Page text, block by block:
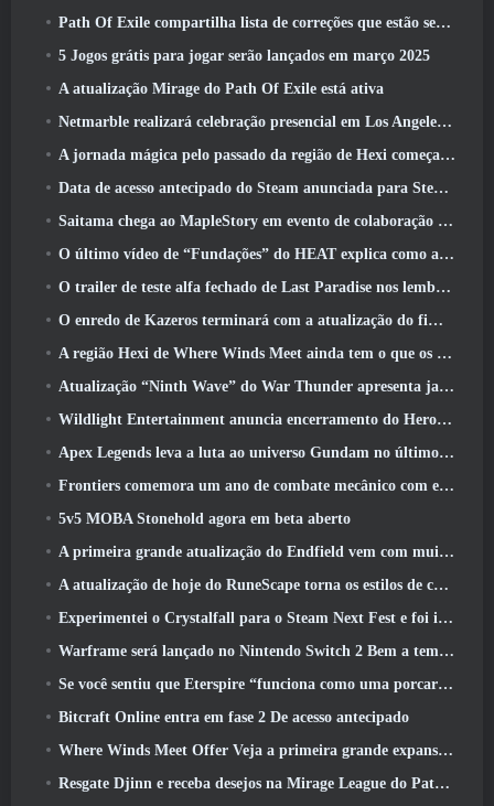
Path Of Exile compartilha lista de correções que estão sendo trabalhadas após o lançamento do Mirage
5 Jogos grátis para jogar serão lançados em março 2025
A atualização Mirage do Path Of Exile está ativa
Netmarble realizará celebração presencial em Los Angeles. Antes dos Sete Pecados Capitais: Lançamento de origem
A jornada mágica pelo passado da região de Hexi começa onde os ventos se encontram hoje
Data de acesso antecipado do Steam anunciada para Steampunk ARPG Crystalfall
Saitama chega ao MapleStory em evento de colaboração One-Punch Man
O último vídeo de “Fundações” do HEAT explica como agentes e tanques trabalham juntos
O trailer de teste alfa fechado de Last Paradise nos lembra como é realmente sobreviver ao apocalipse zumbi
O enredo de Kazeros terminará com a atualização do fim do abismo de Lost Ark
A região Hexi de Where Winds Meet ainda tem o que os jogadores amam, ao mesmo tempo que é uma experiência única
Atualização “Ninth Wave” do War Thunder apresenta jatos Rank IX
Wildlight Entertainment anuncia encerramento do Hero Shooter Highguard gratuito
Apex Legends leva a luta ao universo Gundam no último evento de crossover
Frontiers comemora um ano de combate mecânico com eventos de aniversário
5v5 MOBA Stonehold agora em beta aberto
A primeira grande atualização do Endfield vem com muitas otimizações
A atualização de hoje do RuneScape torna os estilos de combate originais do MMORPG mais fáceis de aprender
Experimentei o Crystalfall para o Steam Next Fest e foi isso que aprendi
Warframe será lançado no Nintendo Switch 2 Bem a tempo para a próxima grande atualização, O Shadowgrapher
Se você sentiu que Eterspire “funciona como uma porcaria”, O diretor criativo diz que isso não acontece mais
Bitcraft Online entra em fase 2 De acesso antecipado
Where Winds Meet Offer Veja a primeira grande expansão na transmissão ao vivo Hexi
Resgate Djinn e receba desejos na Mirage League do Path Of Exile